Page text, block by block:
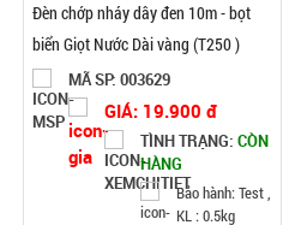
Đèn chớp nháy dây đen 10m - bọt
biển Giọt Nước Dài vàng (T250 )
MÃ SP: 003629
GIÁ: 19.900 đ
TÌNH TRẠNG: CÒN
HÀNG
Bảo hành: Test ,
KL : 0.5kg